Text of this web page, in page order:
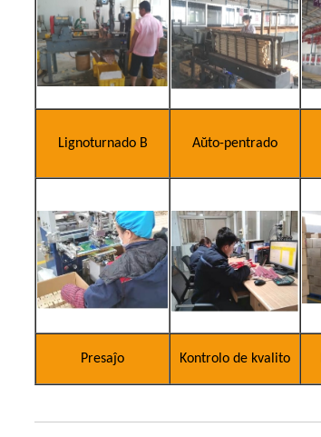
Lignoturnado B Aŭto-pentrado
Presaĵo Kontrolo de kvalito